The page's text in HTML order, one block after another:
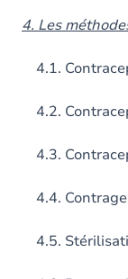
4. Les
4.1.
4.2.
4.3.
4.4.
4.5.